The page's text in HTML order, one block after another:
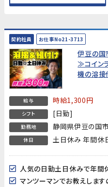
契約社員 お仕事No21-3713
伊豆の
≫コイン
機の溶接
給与 時給1,300円
シフト [日勤]
勤務地 静岡県伊豆の国市
休日 土日休み 年間休
人気の日勤土日休みで年間